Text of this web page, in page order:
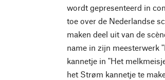
wordt gepresenteerd in
toe over de Nederlandse
maken deel uit van de
name in zijn meesterwerk
kannetje in "Het
het Strøm kannetje te